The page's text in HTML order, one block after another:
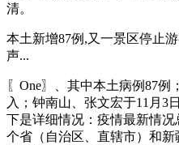
清。
本土新增87例,又一景区停止
声...
〖One〗、其中本土病例87
入；钟南山、张文宏于11月3
下是详细情况：疫情最新情
个省（自治区、直辖市）和